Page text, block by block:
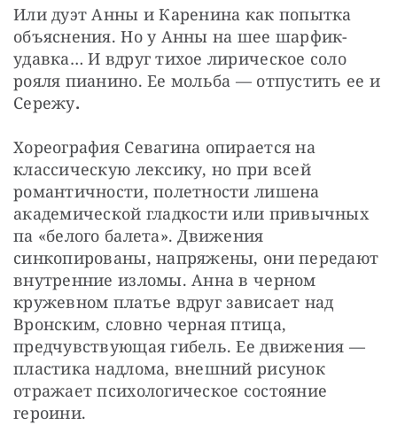
Или дуэт Анны и Каренина как попытка
объяснения. Но у Анны на шее шарфик-
удавка… И вдруг тихое лирическое соло
рояля пианино. Ее мольба — отпустить ее и
Сережу.
Хореография Севагина опирается на
классическую лексику, но при всей
романтичности, полетности лишена
академической гладкости или привычных
па «белого балета». Движения
синкопированы, напряжены, они передают
внутренние изломы. Анна в черном
кружевном платье вдруг зависает над
Вронским, словно черная птица,
предчувствующая гибель. Ее движения —
пластика надлома, внешний рисунок
отражает психологическое состояние
героини.